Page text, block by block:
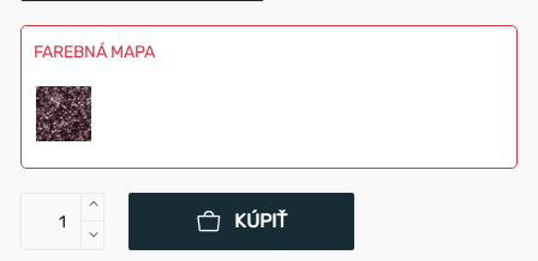
FAREBNÁ MAPA
KÚPIŤ